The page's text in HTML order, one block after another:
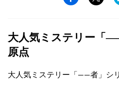
大人気ミステリー「
原点
大人気ミステリー「――者」シ